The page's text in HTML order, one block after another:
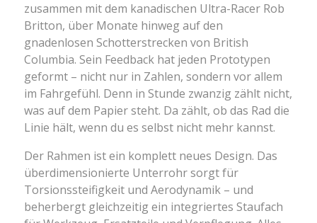
zusammen mit dem kanadischen Ultra-Racer Rob
Britton, über Monate hinweg auf den
gnadenlosen Schotterstrecken von British
Columbia. Sein Feedback hat jeden Prototypen
geformt – nicht nur in Zahlen, sondern vor allem
im Fahrgefühl. Denn in Stunde zwanzig zählt nicht,
was auf dem Papier steht. Da zählt, ob das Rad die
Linie hält, wenn du es selbst nicht mehr kannst.
Der Rahmen ist ein komplett neues Design. Das
überdimensionierte Unterrohr sorgt für
Torsionssteifigkeit und Aerodynamik – und
beherbergt gleichzeitig ein integriertes Staufach